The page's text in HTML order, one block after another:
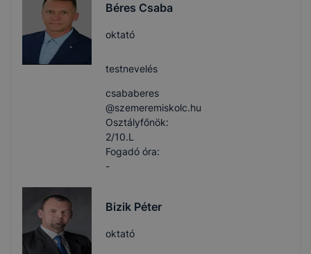
Béres Csaba
oktató
testnevelés
csababeres​
@szemeremiskolc.hu
Osztályfőnök:
2/10.L
Fogadó óra:
-
Bizik Péter
oktató